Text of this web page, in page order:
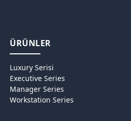
ÜRÜNLER
Luxury Serisi
Executive Series
Manager Series
Workstation Series